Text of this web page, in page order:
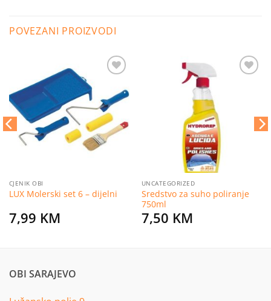
POVEZANI PROIZVODI
listu
želja
CJENIK OBI
LUX Molerski set 6 – dijelni
7,99 KM
UNCATEGORIZED
Sredstvo za suho poliranje
750ml
7,50 KM
OBI SARAJEVO